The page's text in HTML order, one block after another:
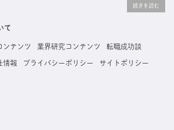
約法人様から寄せられた正規の求人情報です。応募いただい
ためスムーズに転職・復職できます。
て
ンテンツ 業界研究コンテンツ 転職成功談
情報 プライバシーポリシー サイトポリシー